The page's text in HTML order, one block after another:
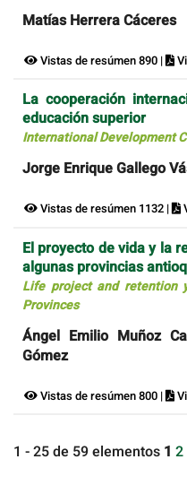
Matías Herrera Cáceres
Vistas de resúmen 890 |
La cooperación
educación superior
International Development
Jorge Enrique Gallego
Vistas de resúmen 1132 |
El proyecto de vida y la
algunas provincias
Life project and retention
Provinces
Ángel Emilio Muñoz
Gómez
Vistas de resúmen 800 |
1 - 25 de 59 elementos 1 2